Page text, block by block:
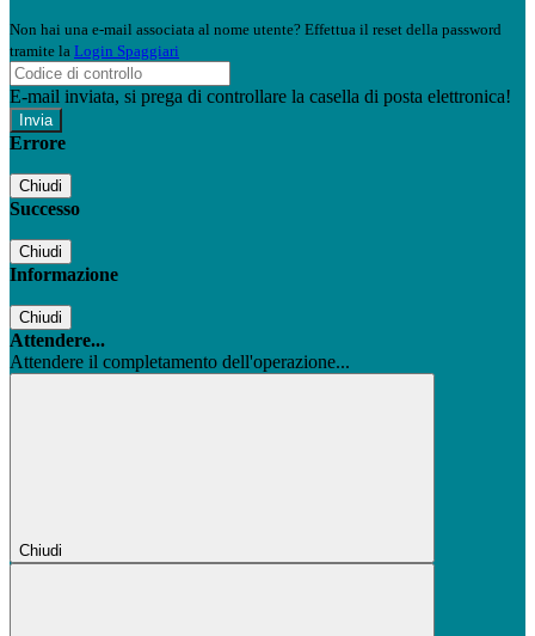
Non hai una e-mail associata al nome utente? Effettua il reset della password
tramite la Login Spaggiari
E-mail inviata, si prega di controllare la casella di posta elettronica!
Errore
Chiudi
Successo
Chiudi
Informazione
Chiudi
Attendere...
Attendere il completamento dell'operazione...
Chiudi